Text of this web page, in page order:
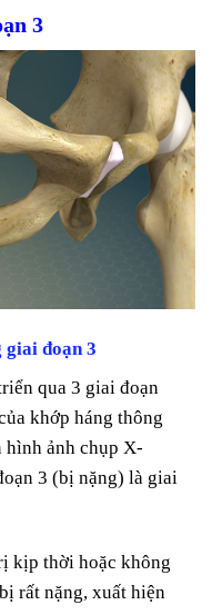
3
giai đoạn 3
qua 3 giai đoạn
khớp háng thông
hình ảnh chụp X-
3 (bị nặng) là giai
kịp thời hoặc không
rất nặng, xuất hiện